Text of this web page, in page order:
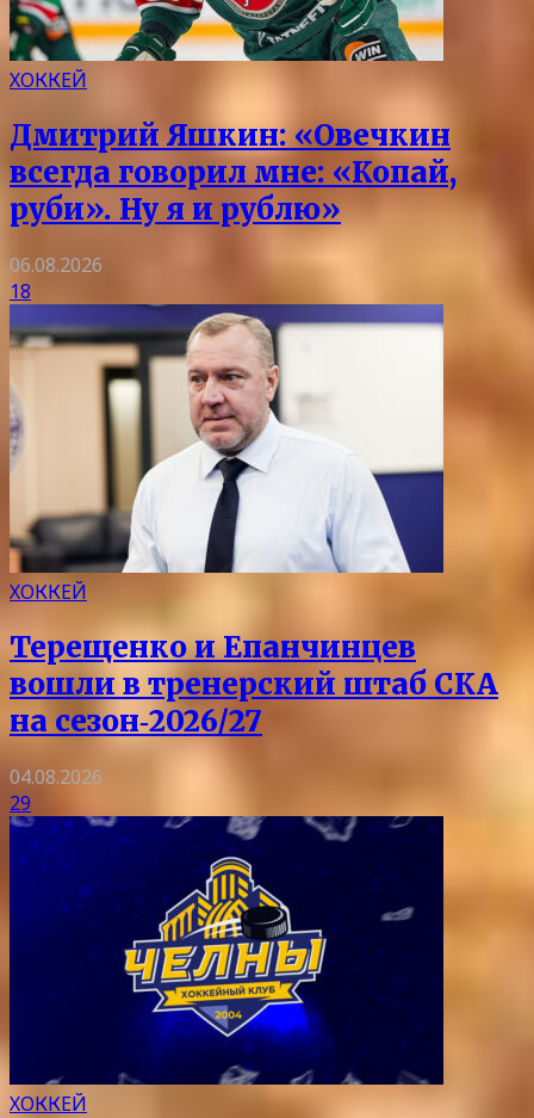
ХОККЕЙ
Дмитрий Яшкин: «Овечкин
всегда говорил мне: «Копай,
руби». Ну я и рублю»
06.08.2026
18
ХОККЕЙ
Терещенко и Епанчинцев
вошли в тренерский штаб СКА
на сезон‑2026/27
04.08.2026
29
ХОККЕЙ